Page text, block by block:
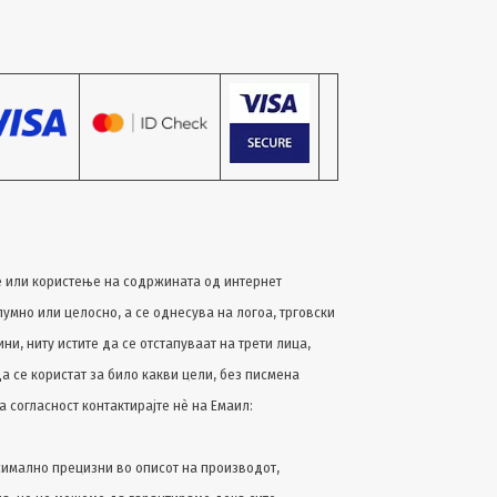
користење на содржината од интернет
или целосно, a се однесува на логоа, трговски
ниту истите да се отстапуваат на трети лица,
се користат за било какви цели, без писмена
согласност контактирајте нѐ на Емаил:
прецизни во описот на производот,